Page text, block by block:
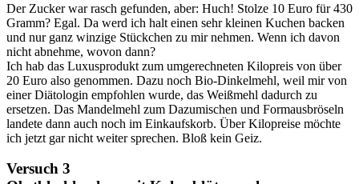
Der Zucker war rasch gefunden, aber: Huch! Stolze 10 Euro für 430
Gramm? Egal. Da werd ich halt einen sehr kleinen Kuchen backen
und nur ganz winzige Stückchen zu mir nehmen. Wenn ich davon
nicht abnehme, wovon dann?
Ich hab das Luxusprodukt zum umgerechneten Kilopreis von über
20 Euro also genommen. Dazu noch Bio-Dinkelmehl, weil mir von
einer Diätologin empfohlen wurde, das Weißmehl dadurch zu
ersetzen. Das Mandelmehl zum Dazumischen und Formausbröseln
landete dann auch noch im Einkaufskorb. Über Kilopreise möchte
ich jetzt gar nicht weiter sprechen. Bloß kein Geiz.
Versuch 3